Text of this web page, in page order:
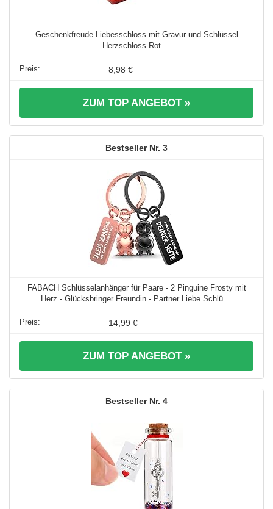
Geschenkfreude Liebesschloss mit Gravur und Schlüssel
Herzschloss Rot ...
8,98 €
ZUM TOP ANGEBOT »
3
FABACH Schlüsselanhänger für Paare - 2 Pinguine Frosty mit
Herz - Glücksbringer Freundin - Partner Liebe Schlü ...
14,99 €
ZUM TOP ANGEBOT »
4